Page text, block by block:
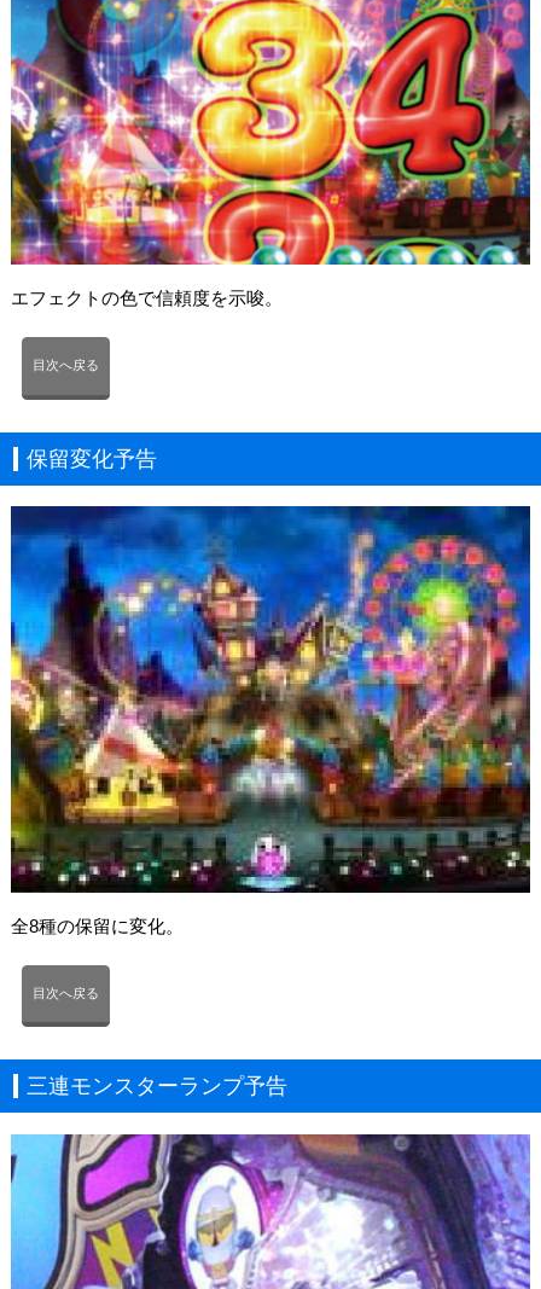
エフェクトの色で信頼度を示唆。
目次へ戻る
保留変化予告
全8種の保留に変化。
目次へ戻る
三連モンスターランプ予告